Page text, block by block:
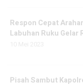
Respon Cepat
Labuhan Ruku Gelar
Pisah Sambut